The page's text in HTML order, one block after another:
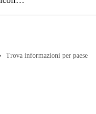
Trova informazioni per paese